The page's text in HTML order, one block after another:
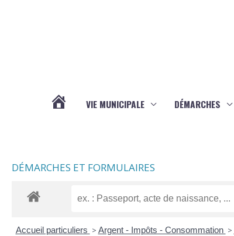
VIE MUNICIPALE DÉMARCHES
DÉMARCHES ET FORMULAIRES
Accueil particuliers > Argent - Impôts - Consommation >